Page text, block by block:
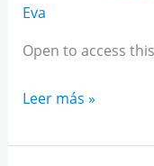
Eva
Open to access
Intensivo
AR
Leer más »